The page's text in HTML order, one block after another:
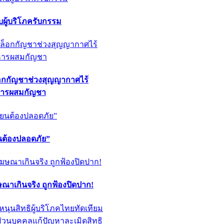
ผู้บริโภครับกรรม
กกัญชาช่วงสุญญากาศไร้
ารผสมกัญชา
องปลอดภัย”
าเกินจริง ถูกฟ้องปิดปาก!